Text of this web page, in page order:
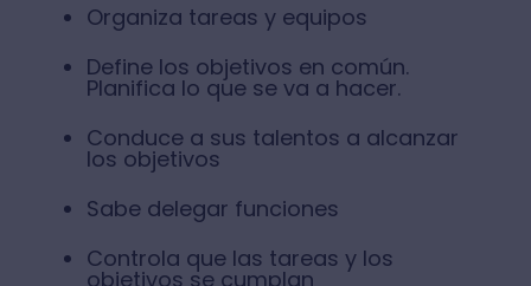
Organiza tareas y equipos
Define los objetivos en común.
Planifica lo que se va a hacer.
Conduce a sus talentos a alcanzar
los objetivos
Sabe delegar funciones
Controla que las tareas y los
objetivos se cumplan